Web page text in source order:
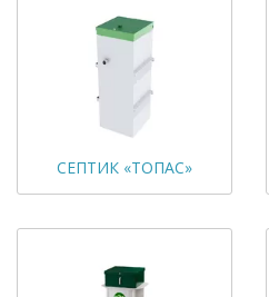
СЕПТИК «ТОПАС»